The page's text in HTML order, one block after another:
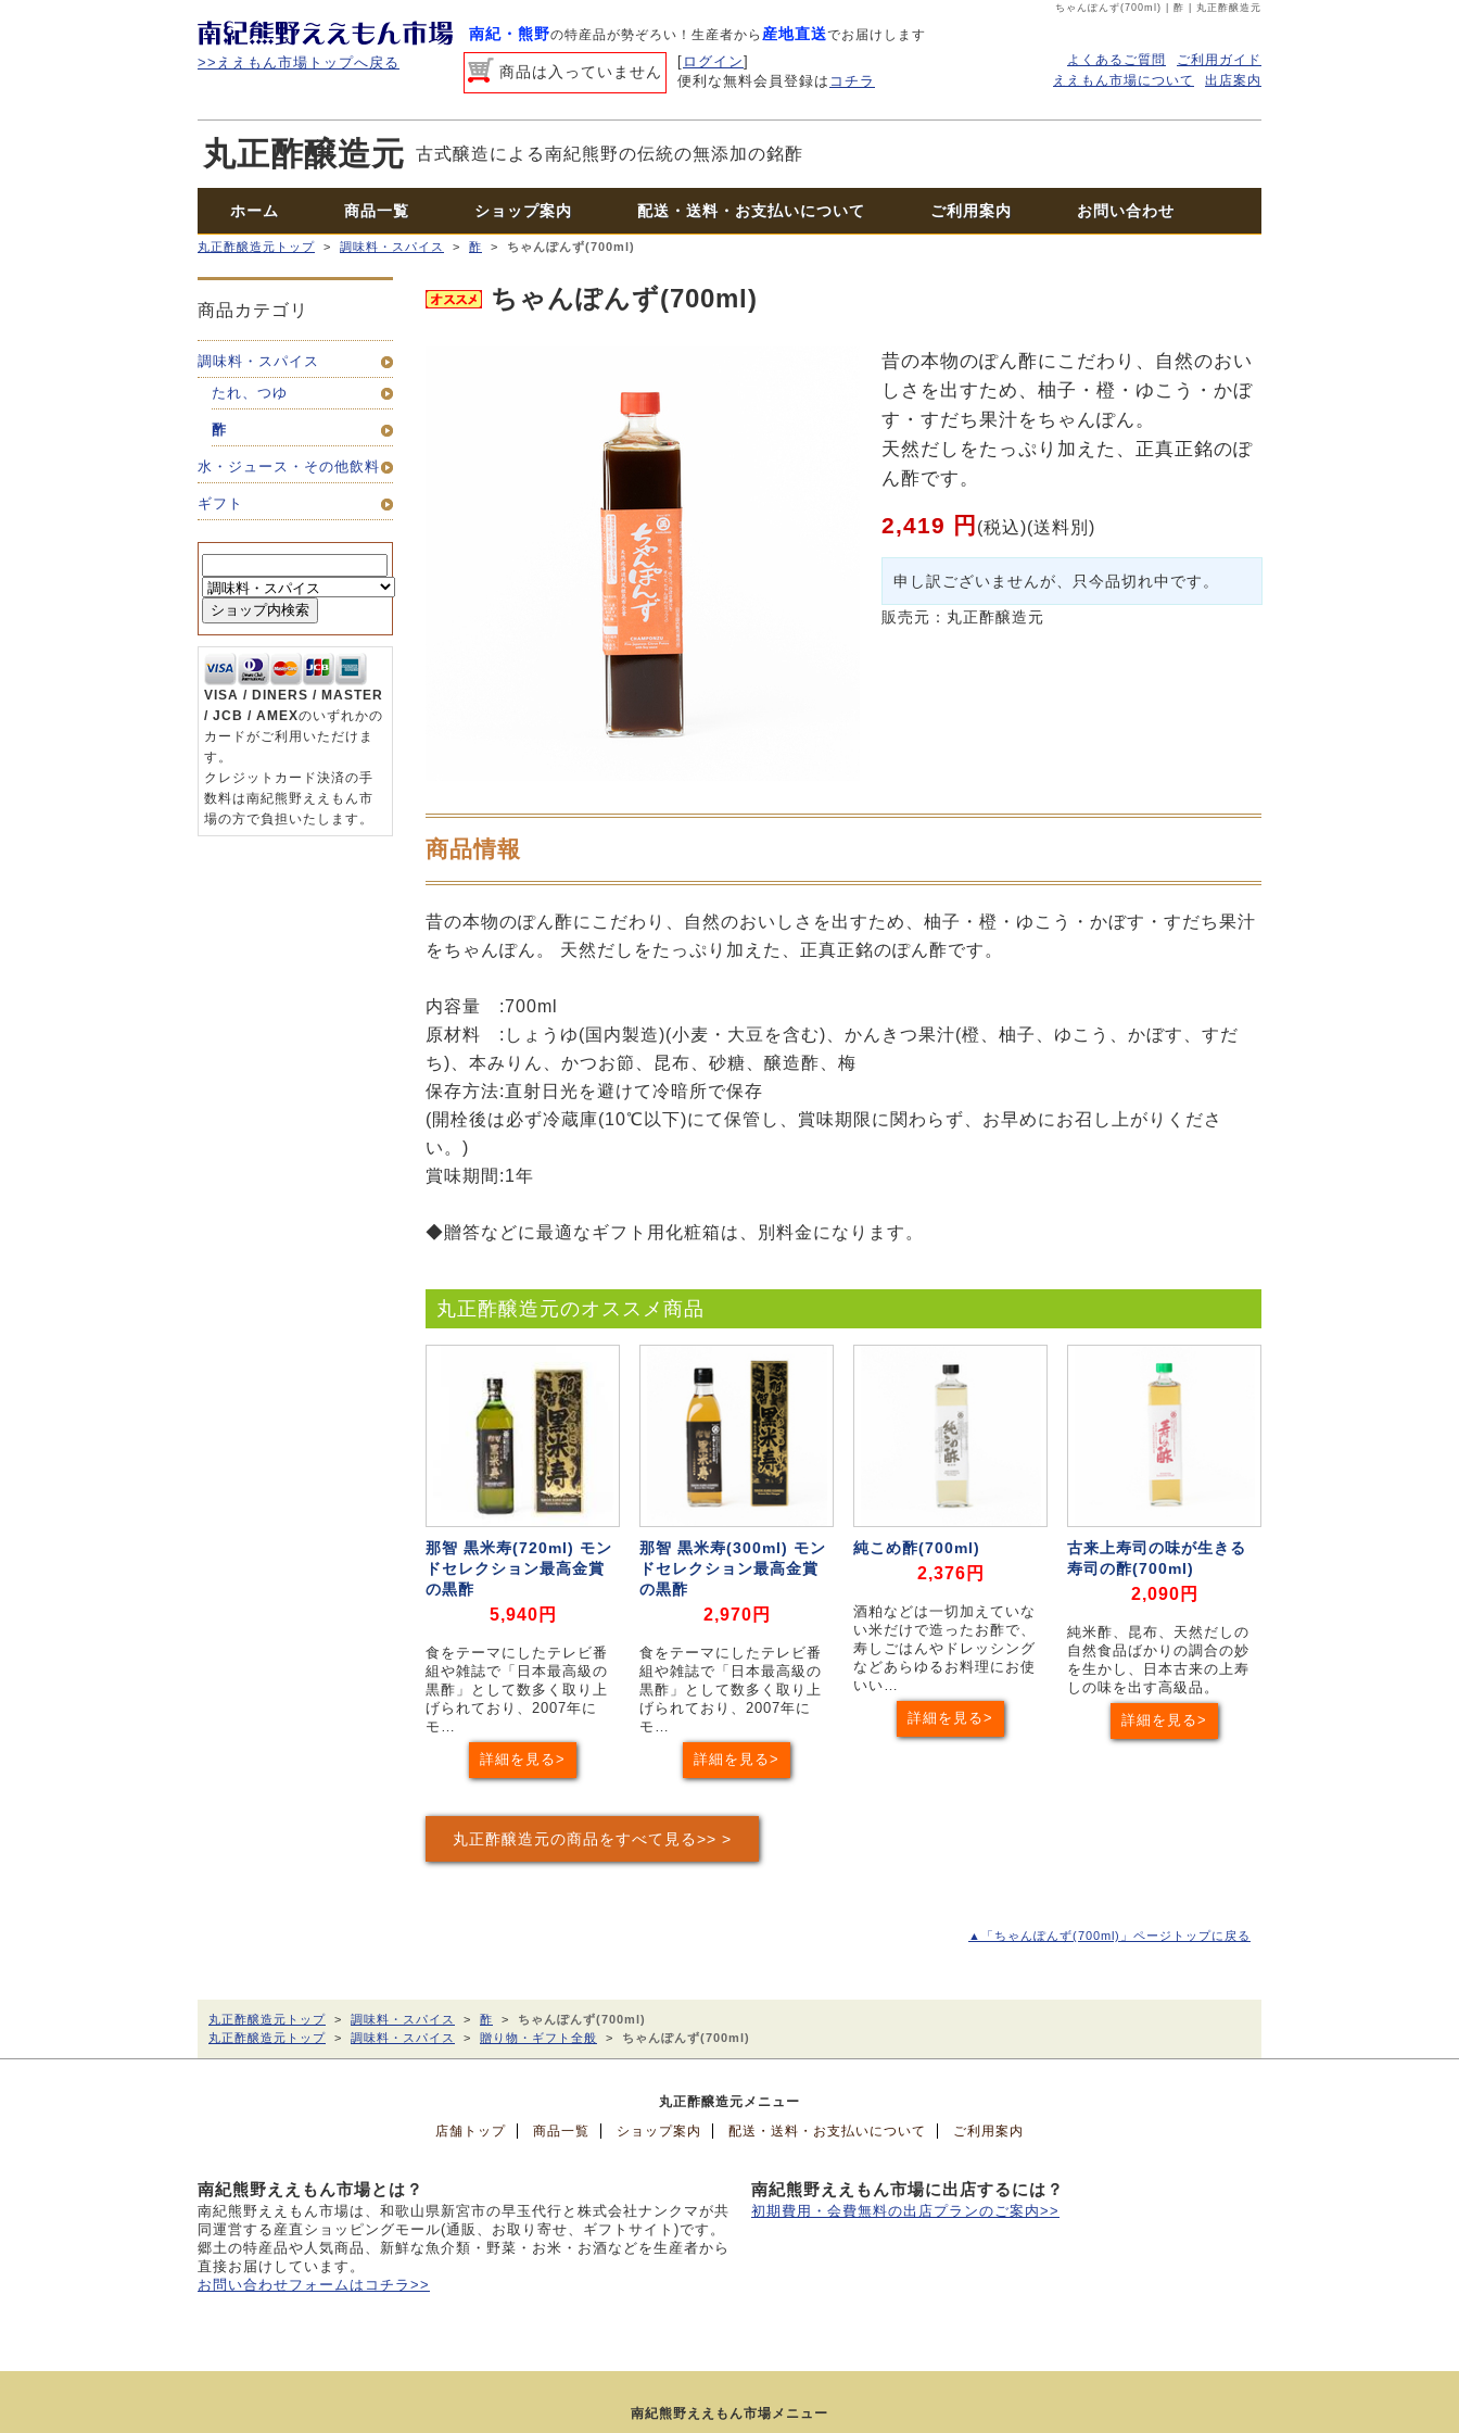
ちゃんぽんず(700ml) | 酢 | 丸正酢醸造元
南紀・熊野の特産品が勢ぞろい！生産者から 産地直送でお届けします
>>ええもん市場トップへ戻る
商品は入っていません
ログイン
便利な無料会員登録は コチラ
ご利用ガイド
よくあるご質問
出店案内
ええもん市場について
丸正酢醸造元 古式醸造による南紀熊野の伝統の無添加の銘酢
ホーム 商品一覧 ショップ案内 配送・送料・お支払いについて ご利用案内 お問い合わせ
丸正酢醸造元トップ > 調味料・スパイス > 酢 > ちゃんぽんず(700ml)
ちゃんぽんず(700ml)
昔の本物のぽん酢にこだわり、自然のおい
しさを出すため、柚子・橙・ゆこう・かぼ
す・すだち果汁をちゃんぽん。
天然だしをたっぷり加えた、正真正銘のぽ
ん酢です。
2,419 円 (税込)(送料別)
申し訳ございませんが、只今品切れ中です。
販売元： 丸正酢醸造元
商品情報
昔の本物のぽん酢にこだわり、自然のおいしさを出すため、柚子・橙・ゆこう・かぼす・すだち果汁
をちゃんぽん。 天然だしをたっぷり加えた、正真正銘のぽん酢です。
内容量 :700ml
原材料 :しょうゆ(国内製造)(小麦・大豆を含む)、かんきつ果汁(橙、柚子、ゆこう、かぼす、すだ
ち)、本みりん、かつお節、昆布、砂糖、醸造酢、梅
保存方法:直射日光を避けて冷暗所で保存
(開栓後は必ず冷蔵庫(10℃以下)にて保管し、賞味期限に関わらず、お早めにお召し上がりくださ
い。)
賞味期間:1年
◆贈答などに最適なギフト用化粧箱は、別料金になります。
丸正酢醸造元のオススメ商品
那智 黒米寿(720ml) モン
ドセレクション最高金賞
の黒酢
5,940円
食をテーマにしたテレビ番
組や雑誌で「日本最高級の
黒酢」として数多く取り上
げられており、2007年に
モ…
詳細を見る
那智 黒米寿(300ml) モン
ドセレクション最高金賞
の黒酢
2,970円
食をテーマにしたテレビ番
組や雑誌で「日本最高級の
黒酢」として数多く取り上
げられており、2007年に
モ…
詳細を見る
純こめ酢(700ml)
2,376円
酒粕などは一切加えていな
い米だけで造ったお酢で、
寿しごはんやドレッシング
などあらゆるお料理にお使
いい…
詳細を見る
古来上寿司の味が生きる
寿司の酢(700ml)
2,090円
純米酢、昆布、天然だしの
自然食品ばかりの調合の妙
を生かし、日本古来の上寿
しの味を出す高級品。
詳細を見る
丸正酢醸造元の商品をすべて見る>>
▲「ちゃんぽんず(700ml)」ページトップに戻る
商品カテゴリ
調味料・スパイス
たれ、つゆ
酢
水・ジュース・その他飲料
ギフト
VISA / DINERS / MASTER
/ JCB / AMEXのいずれかの
カードがご利用いただけま
す。
クレジットカード決済の手
数料は南紀熊野ええもん市
場の方で負担いたします。
丸正酢醸造元トップ > 調味料・スパイス > 酢 > ちゃんぽんず(700ml)
丸正酢醸造元トップ
> 調味料・スパイス > 贈り物・ギフト全般 > ちゃんぽんず(700ml)
丸正酢醸造元メニュー
店舗トップ
商品一覧 ショップ案内 配送・送料・お支払いについて ご利用案内
南紀熊野ええもん市場とは？
南紀熊野ええもん市場は、和歌山県新宮市の早玉代行と株式会社ナンクマが共
同運営する産直ショッピングモール(通販、お取り寄せ、ギフトサイト)です。
郷土の特産品や人気商品、新鮮な魚介類・野菜・お米・お酒などを生産者から
直接お届けしています。
お問い合わせフォームはコチラ>>
南紀熊野ええもん市場に出店するには？
初期費用・会費無料の出店プランのご案内>>
南紀熊野ええもん市場メニュー